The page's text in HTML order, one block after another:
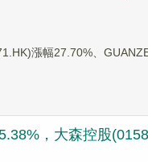
漲幅27.70%、
，大森控股